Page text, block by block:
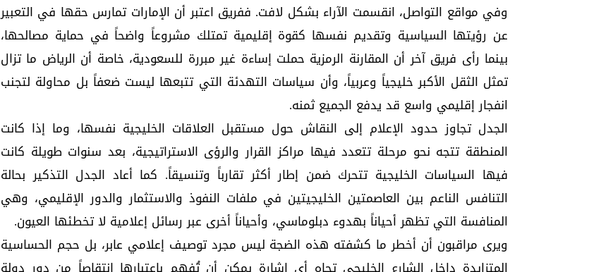
وفي مواقع التواصل، انقسمت الآراء بشكل لافت. ففريق اعتبر أن الإمارات تمارس حقها في التعبير
عن رؤيتها السياسية وتقديم نفسها كقوة إقليمية تمتلك مشروعاً واضحاً في حماية مصالحها،
بينما رأى فريق آخر أن المقارنة الرمزية حملت إساءة غير مبررة للسعودية، خاصة أن الرياض ما تزال
تمثل الثقل الأكبر خليجياً وعربياً، وأن سياسات التهدئة التي تتبعها ليست ضعفاً بل محاولة لتجنب
انفجار إقليمي واسع قد يدفع الجميع ثمنه.
الجدل تجاوز حدود الإعلام إلى النقاش حول مستقبل العلاقات الخليجية نفسها، وما إذا كانت
المنطقة تتجه نحو مرحلة تتعدد فيها مراكز القرار والرؤى الاستراتيجية، بعد سنوات طويلة كانت
فيها السياسات الخليجية تتحرك ضمن إطار أكثر تقارباً وتنسيقاً. كما أعاد الجدل التذكير بحالة
التنافس الناعم بين العاصمتين الخليجيتين في ملفات النفوذ والاستثمار والدور الإقليمي، وهي
المنافسة التي تظهر أحياناً بهدوء دبلوماسي، وأحياناً أخرى عبر رسائل إعلامية لا تخطئها العيون.
ويرى مراقبون أن أخطر ما كشفته هذه الضجة ليس مجرد توصيف إعلامي عابر، بل حجم الحساسية